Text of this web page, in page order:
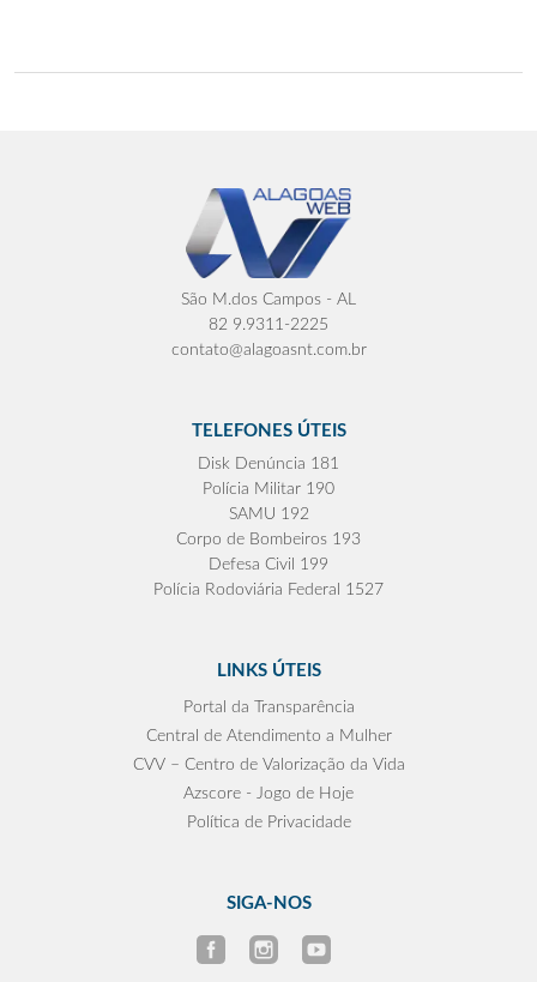
São M.dos Campos - AL
82 9.9311-2225
contato@alagoasnt.com.br
TELEFONES ÚTEIS
Disk Denúncia 181
Polícia Militar 190
SAMU 192
Corpo de Bombeiros 193
Defesa Civil 199
Polícia Rodoviária Federal 1527
LINKS ÚTEIS
Portal da Transparência
Central de Atendimento a Mulher
CVV – Centro de Valorização da Vida
Azscore - Jogo de Hoje
Política de Privacidade
SIGA-NOS